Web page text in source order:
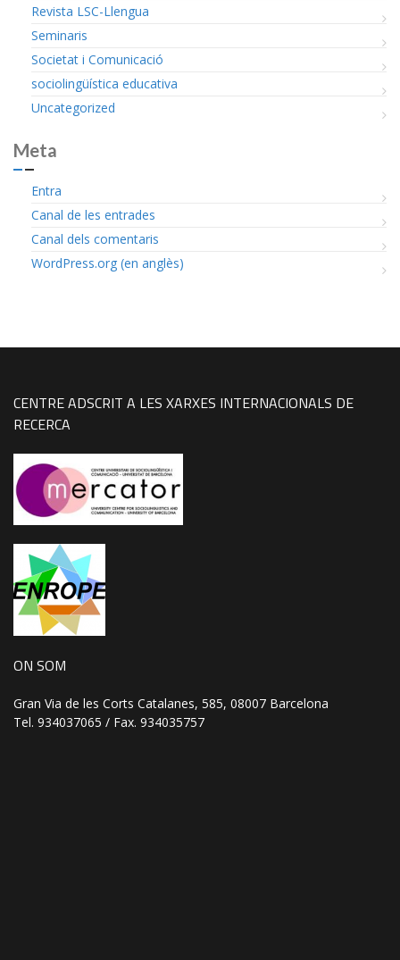
Revista LSC-Llengua
Seminaris
Societat i Comunicació
sociolingüística educativa
Uncategorized
Meta
Entra
Canal de les entrades
Canal dels comentaris
WordPress.org (en anglès)
CENTRE ADSCRIT A LES XARXES INTERNACIONALS DE
RECERCA
ON SOM
Gran Via de les Corts Catalanes, 585, 08007 Barcelona
Tel. 934037065 / Fax. 934035757